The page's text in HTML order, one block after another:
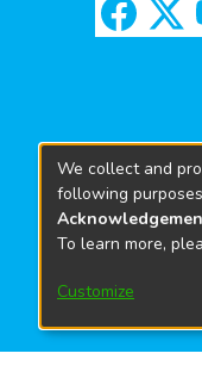
We collect and
following
To learn more,
Customize